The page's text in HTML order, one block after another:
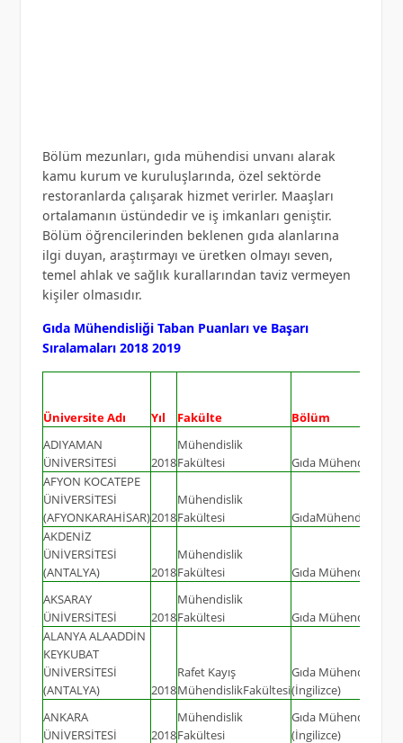
Bölüm mezunları, gıda mühendisi unvanı alarak
kamu kurum ve kuruluşlarında, özel sektörde
restoranlarda çalışarak hizmet verirler. Maaşları
ortalamanın üstündedir ve iş imkanları geniştir.
Bölüm öğrencilerinden beklenen gıda alanlarına
ilgi duyan, araştırmayı ve üretken olmayı seven,
temel ahlak ve sağlık kurallarından taviz vermeyen
kişiler olmasıdır.
Gıda Mühendisliği Taban Puanları ve Başarı
Sıralamaları 2018 2019
Üniversite Adı Yıl Fakülte
Bölüm
ADIYAMAN
ÜNİVERSİTESİ
2018
Mühendislik
Fakültesi
Gıda Mühendisliği
AFYON KOCATEPE
ÜNİVERSİTESİ
(AFYONKARAHİSAR)2018
Mühendislik
Fakültesi
GıdaMühendisliği
AKDENİZ
ÜNİVERSİTESİ
(ANTALYA)
2018
Mühendislik
Fakültesi
Gıda Mühendisliği
AKSARAY
ÜNİVERSİTESİ
2018
Mühendislik
Fakültesi
Gıda Mühendisliği
ALANYA ALAADDİN
KEYKUBAT
ÜNİVERSİTESİ
(ANTALYA)
2018
Rafet Kayış
MühendislikFakültesi
Gıda Mühendisliği
(İngilizce)
ANKARA
ÜNİVERSİTESİ
2018
Mühendislik
Fakültesi
Gıda Mühendisliği
(İngilizce)